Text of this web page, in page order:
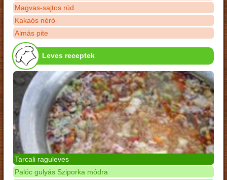
Magvas-sajtos rúd
Kakaós néró
Almás pite
Leves receptek
Tarcali raguleves
Palóc gulyás Sziporka módra